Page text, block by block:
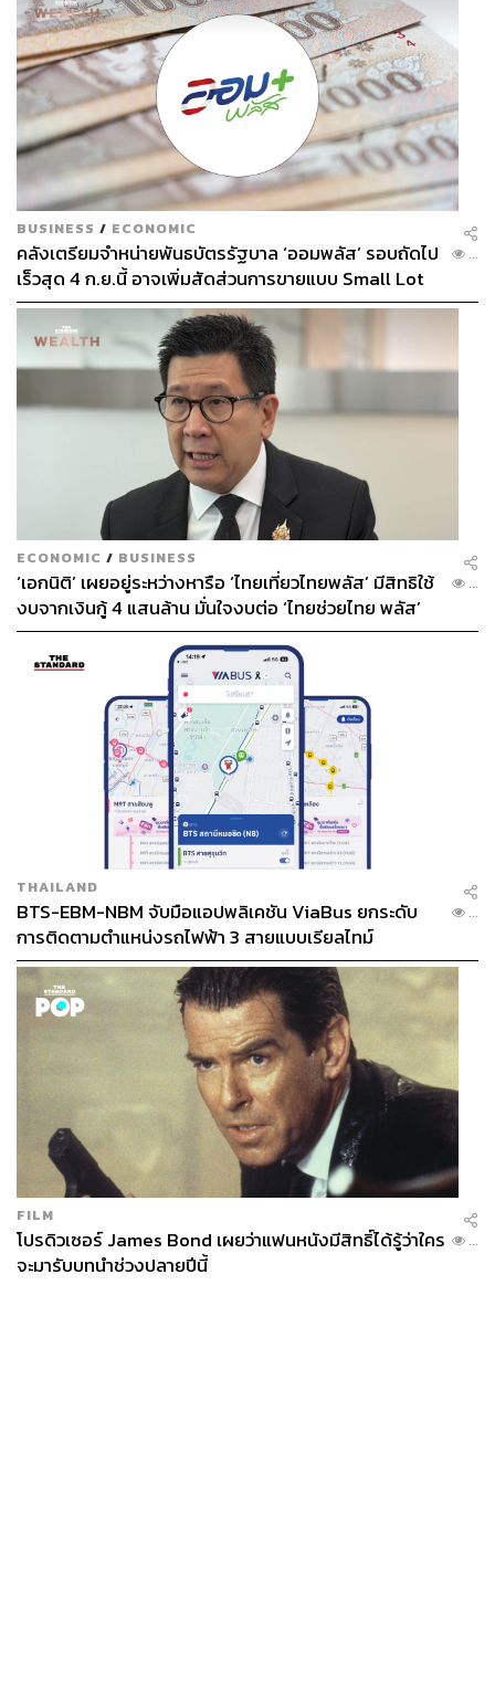
BUSINESS / ECONOMIC
คลังเตรียมจำหน่ายพันธบัตรรัฐบาล ‘ออมพลัส’ รอบถัดไป
เร็วสุด 4 ก.ย.นี้ อาจเพิ่มสัดส่วนการขายแบบ Small Lot
First มากขึ้น
...
ECONOMIC / BUSINESS
‘เอกนิติ’ เผยอยู่ระหว่างหารือ ‘ไทยเที่ยวไทยพลัส’ มีสิทธิใช้
งบจากเงินกู้ 4 แสนล้าน มั่นใจงบต่อ ‘ไทยช่วยไทย พลัส’
เฟส 2 มีเพียงพอ
...
THAILAND
BTS-EBM-NBM จับมือแอปพลิเคชัน ViaBus ยกระดับ
การติดตามตำแหน่งรถไฟฟ้า 3 สายแบบเรียลไทม์
...
FILM
โปรดิวเซอร์ James Bond เผยว่าแฟนหนังมีสิทธิ์ได้รู้ว่าใคร
จะมารับบทนำช่วงปลายปีนี้
...